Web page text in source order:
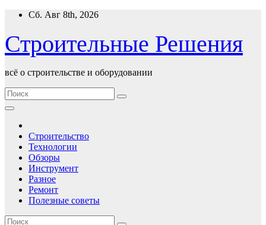
Перейти
содержимому
Сб. Авг 8th, 2026
Строительные Решения
всё о строительстве и оборудовании
Строительство
Технологии
Обзоры
Инструмент
Разное
Ремонт
Полезные советы